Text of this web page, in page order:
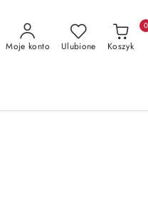
Moje konto Ulubione Koszyk
0